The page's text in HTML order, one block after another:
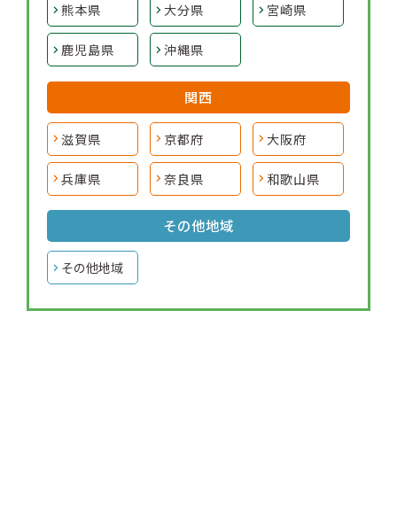
熊本県 大分県 宮崎県
鹿児島県 沖縄県
関西
滋賀県 京都府 大阪府
兵庫県 奈良県 和歌山県
その他地域
その他地域